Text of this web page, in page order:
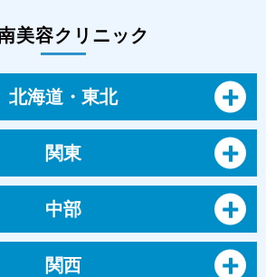
美容クリニック
北海道・東北
関東
中部
関西